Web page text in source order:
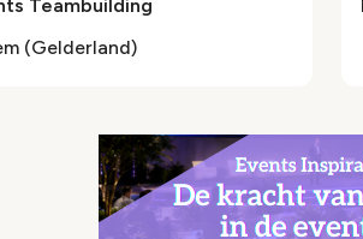
Teambuilding
(Gelderland)